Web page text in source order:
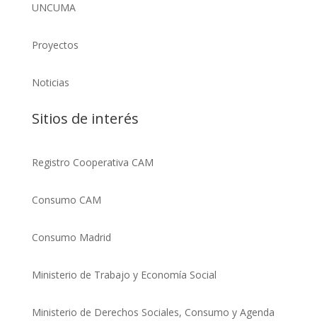
UNCUMA
Proyectos
Noticias
Sitios de interés
Registro Cooperativa CAM
Consumo CAM
Consumo Madrid
Ministerio de Trabajo y Economía Social
Ministerio de Derechos Sociales, Consumo y Agenda